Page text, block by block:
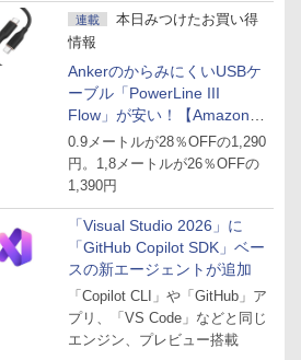
連載
本日みつけたお買い得
情報
AnkerのからみにくいUSBケ
ーブル「PowerLine III
Flow」が安い！【Amazon暮
らし応援サマーSale】
0.9メートルが28％OFFの1,290
円。1,8メートルが26％OFFの
1,390円
「Visual Studio 2026」に
「GitHub Copilot SDK」ベー
スの新エージェントが追加
「Copilot CLI」や「GitHub」ア
プリ、「VS Code」などと同じ
エンジン、プレビュー搭載